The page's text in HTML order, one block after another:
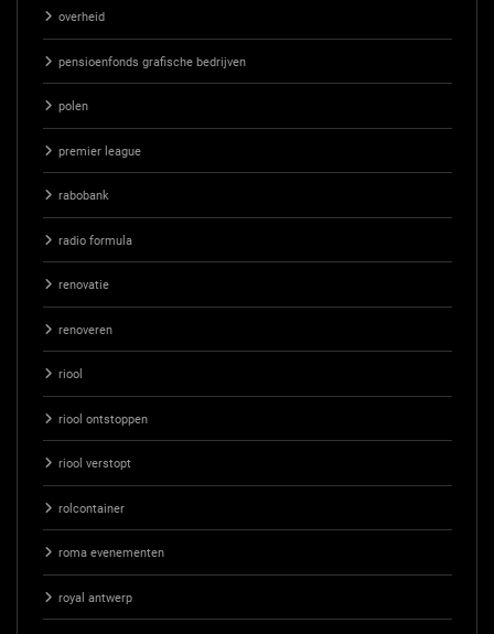
overheid
pensioenfonds grafische bedrijven
polen
premier league
rabobank
radio formula
renovatie
renoveren
riool
riool ontstoppen
riool verstopt
rolcontainer
roma evenementen
royal antwerp